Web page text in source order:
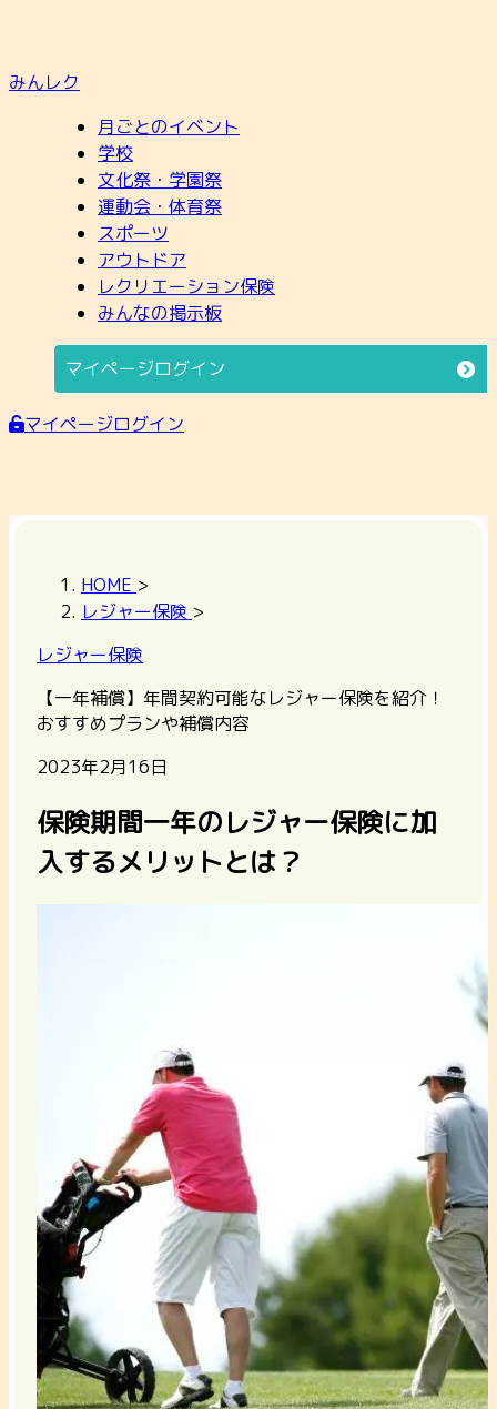
みんレク
月ごとのイベント
学校
文化祭・学園祭
運動会・体育祭
スポーツ
アウトドア
レクリエーション保険
みんなの掲示板
マイページログイン
マイページログイン
HOME >
レジャー保険 >
レジャー保険
【一年補償】年間契約可能なレジャー保険を紹介！
おすすめプランや補償内容
2023年2月16日
保険期間一年のレジャー保険に加
入するメリットとは？